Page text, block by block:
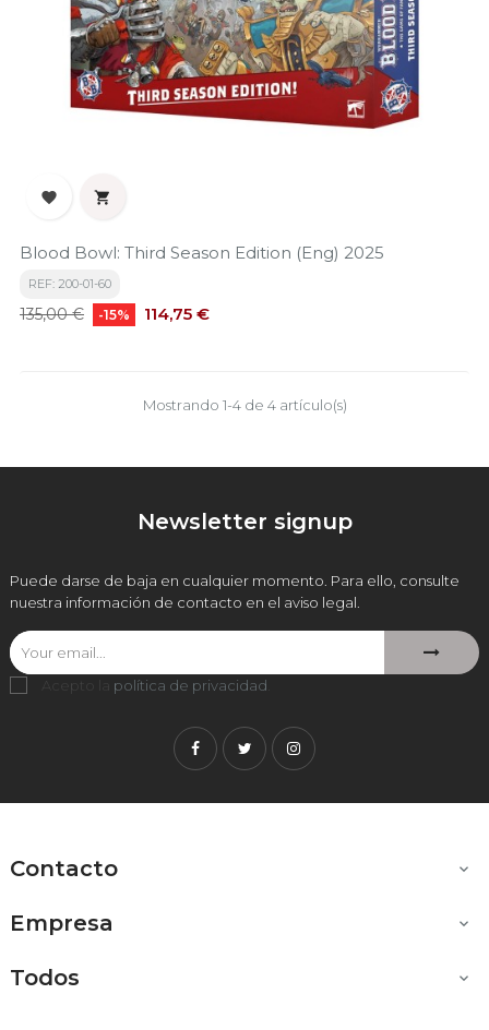
 
Blood Bowl: Third Season Edition (Eng) 2025
REF: 200-01-60
Precio
135,00 € -15% Precio
114,75 €
Mostrando 1-4 de 4 artículo(s)
Newsletter signup
Puede darse de baja en cualquier momento. Para ello, consulte
nuestra información de contacto en el aviso legal.
Acepto la política de privacidad
FacebookTwitterInstagram
Contacto 
Empresa 
Todos 